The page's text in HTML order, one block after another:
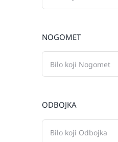
NOGOMET
ODBOJKA